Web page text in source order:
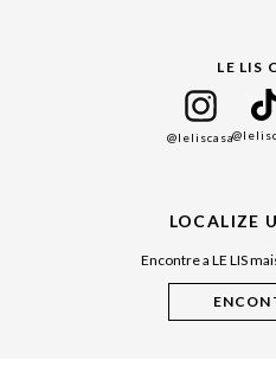
Cuidados Casa
LE LIS
@leliscasa
LOCALIZE
Encontre a LE LIS